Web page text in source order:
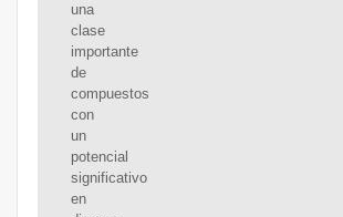
una
clase
importante
de
compuestos
con
un
potencial
significativo
en